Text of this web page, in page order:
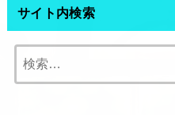
サイト内検索